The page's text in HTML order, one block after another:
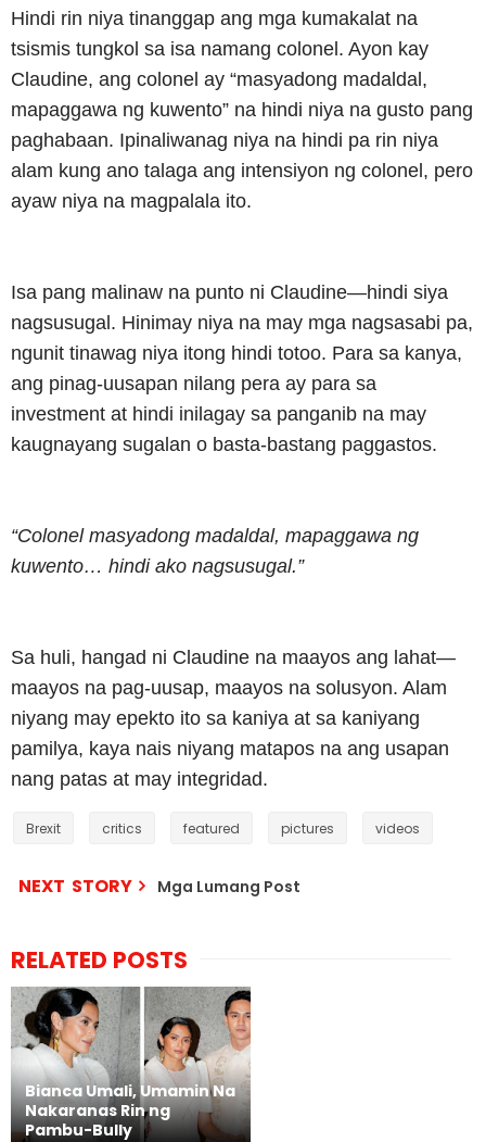
Hindi rin niya tinanggap ang mga kumakalat na
tsismis tungkol sa isa namang colonel. Ayon kay
Claudine, ang colonel ay “masyadong madaldal,
mapaggawa ng kuwento” na hindi niya na gusto pang
paghabaan. Ipinaliwanag niya na hindi pa rin niya
alam kung ano talaga ang intensiyon ng colonel, pero
ayaw niya na magpalala ito.
Isa pang malinaw na punto ni Claudine—hindi siya
nagsusugal. Hinimay niya na may mga nagsasabi pa,
ngunit tinawag niya itong hindi totoo. Para sa kanya,
ang pinag-uusapan nilang pera ay para sa
investment at hindi inilagay sa panganib na may
kaugnayang sugalan o basta-bastang paggastos.
“Colonel masyadong madaldal, mapaggawa ng
kuwento… hindi ako nagsusugal.”
Sa huli, hangad ni Claudine na maayos ang lahat—
maayos na pag-uusap, maayos na solusyon. Alam
niyang may epekto ito sa kaniya at sa kaniyang
pamilya, kaya nais niyang matapos na ang usapan
nang patas at may integridad.
Brexit critics featured pictures videos
NEXT STORY Mga Lumang Post
RELATED POSTS
Bianca Umali, Umamin Na
Nakaranas Rin ng
Pambu-Bully